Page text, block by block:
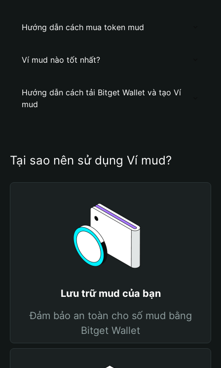
Hướng dẫn cách mua token mud
Ví mud nào tốt nhất?
Hướng dẫn cách tải Bitget Wallet và tạo Ví
mud
Tại sao nên sử dụng Ví mud?
Lưu trữ mud của bạn
Đảm bảo an toàn cho số mud bằng
Bitget Wallet